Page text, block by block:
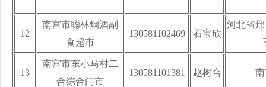
12
南宫市聪林烟酒副
食超市
130581102469 石宝欣
河北省
13
南宫市东小马村二
合综合门市
130581101381 赵树合